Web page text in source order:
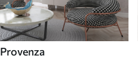
Provenza